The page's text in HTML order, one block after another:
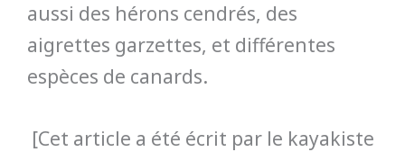
aussi des hérons cendrés, des
aigrettes garzettes, et différentes
espèces de canards.
[Cet article a été écrit par le kayakiste